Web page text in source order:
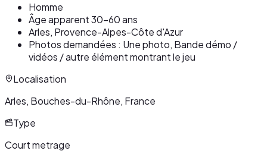
Homme
Âge apparent 30-60 ans
Arles, Provence-Alpes-Côte d'Azur
Photos demandées : Une photo, Bande démo /
vidéos / autre élément montrant le jeu
Localisation
Arles, Bouches-du-Rhône, France
Type
Court metrage